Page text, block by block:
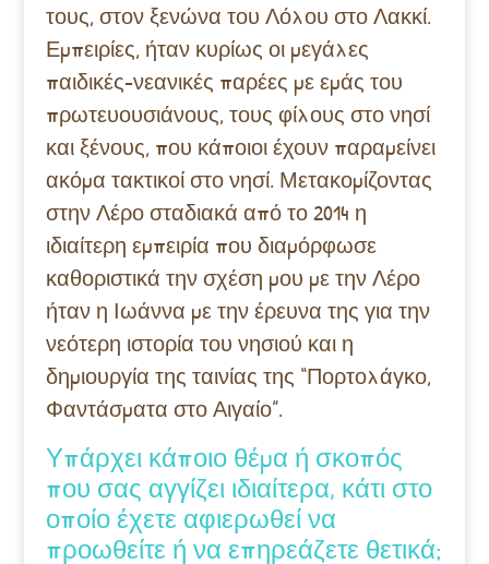
τους, στον ξενώνα του Λόλου στο Λακκί.
Εμπειρίες, ήταν κυρίως οι μεγάλες
παιδικές-νεανικές παρέες με εμάς του
πρωτευουσιάνους, τους φίλους στο νησί
και ξένους, που κάποιοι έχουν παραμείνει
ακόμα τακτικοί στο νησί. Μετακομίζοντας
στην Λέρο σταδιακά από το 2014 η
ιδιαίτερη εμπειρία που διαμόρφωσε
καθοριστικά την σχέση μου με την Λέρο
ήταν η Ιωάννα με την έρευνα της για την
νεότερη ιστορία του νησιού και η
δημιουργία της ταινίας της “Πορτολάγκο,
Φαντάσματα στο Αιγαίο”.
Υπάρχει κάποιο θέμα ή σκοπός
που σας αγγίζει ιδιαίτερα, κάτι στο
οποίο έχετε αφιερωθεί να
προωθείτε ή να επηρεάζετε θετικά;